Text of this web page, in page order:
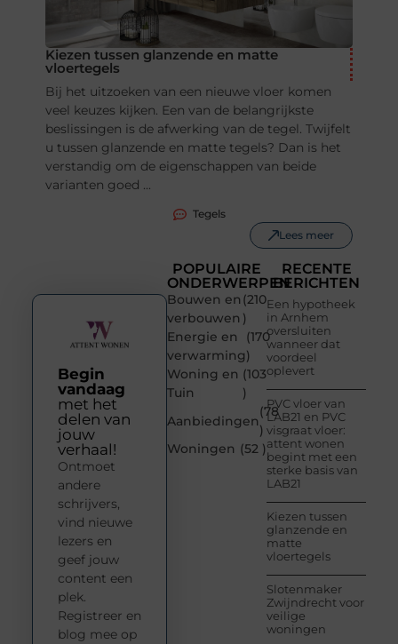
Kiezen tussen glanzende en matte
vloertegels
Bij het uitzoeken van een nieuwe vloer komen
veel keuzes kijken. Een van de belangrijkste
beslissingen is de afwerking van de tegel. Twijfelt
u tussen glanzende en matte tegels? Dan is het
verstandig om de eigenschappen van beide
varianten goed ...
Tegels
Lees meer
POPULAIRE
ONDERWERPEN
Bouwen en
verbouwen
(210
)
Energie en
verwarming
(170
)
Woning en
Tuin
(103
)
Aanbiedingen
(78
)
Woningen (52 )
RECENTE
BERICHTEN
Een hypotheek
in Arnhem
oversluiten
wanneer dat
voordeel
oplevert
PVC vloer van
LAB21 en PVC
visgraat vloer:
attent wonen
begint met een
sterke basis van
LAB21
Kiezen tussen
glanzende en
matte
vloertegels
Slotenmaker
Zwijndrecht voor
veilige
woningen
Begin
vandaag
met het
delen van
jouw
verhaal!
Ontmoet
andere
schrijvers,
vind nieuwe
lezers en
geef jouw
content een
plek.
Registreer en
blog mee op